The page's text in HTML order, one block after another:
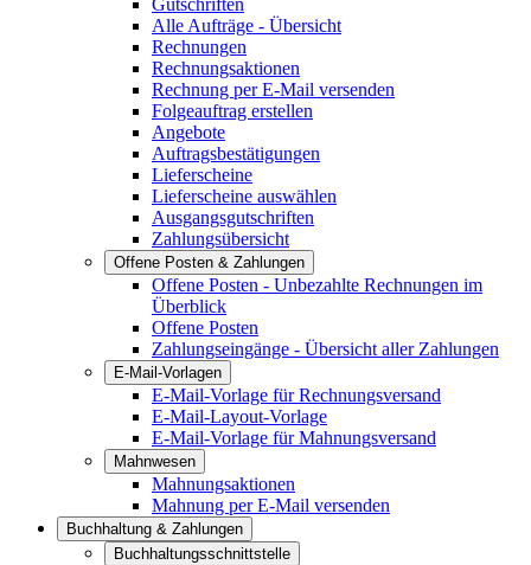
Gutschriften
Alle Aufträge - Übersicht
Rechnungen
Rechnungsaktionen
Rechnung per E-Mail versenden
Folgeauftrag erstellen
Angebote
Auftragsbestätigungen
Lieferscheine
Lieferscheine auswählen
Ausgangsgutschriften
Zahlungsübersicht
Offene Posten & Zahlungen
Offene Posten - Unbezahlte Rechnungen im
Überblick
Offene Posten
Zahlungseingänge - Übersicht aller Zahlungen
E-Mail-Vorlagen
E-Mail-Vorlage für Rechnungsversand
E-Mail-Layout-Vorlage
E-Mail-Vorlage für Mahnungsversand
Mahnwesen
Mahnungsaktionen
Mahnung per E-Mail versenden
Buchhaltung & Zahlungen
Buchhaltungsschnittstelle